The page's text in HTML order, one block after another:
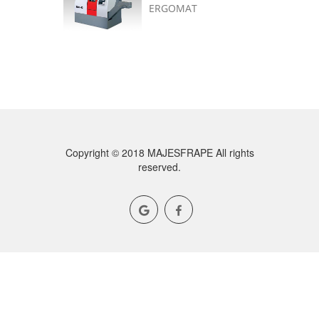
ERGOMAT
Copyright © 2018 MAJESFRAPE All rights
reserved.